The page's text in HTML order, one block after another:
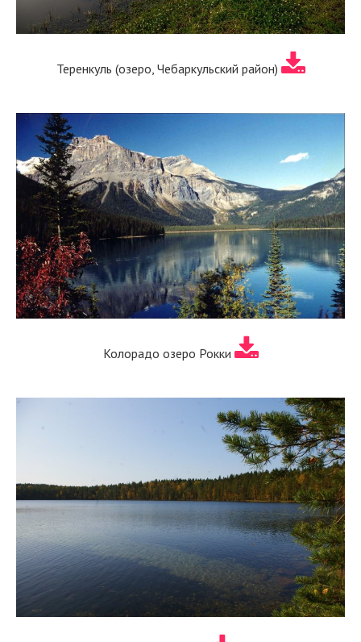
Теренкуль (озеро, Чебаркульский район)
Колорадо озеро Рокки